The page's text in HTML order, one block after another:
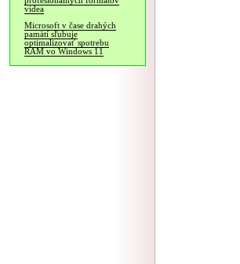
videa
Microsoft v čase drahých
pamätí sľubuje
optimalizovať spotrebu
RAM vo Windows 11